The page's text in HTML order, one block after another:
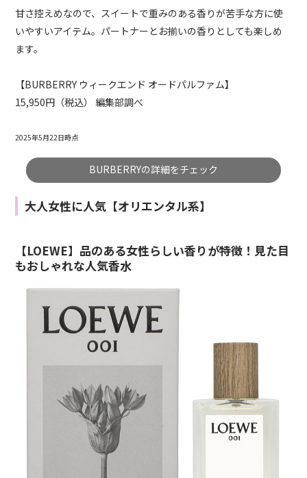
甘さ控えめなので、スイートで重みのある香りが苦手な方に使
いやすいアイテム。パートナーとお揃いの香りとしても楽しめ
ます。
【BURBERRY ウィークエンド オードパルファム】
15,950円（税込） 編集部調べ
2025年5月22日時点
BURBERRYの詳細をチェック
大人女性に人気【オリエンタル系】
【LOEWE】品のある女性らしい香りが特徴！見た目
もおしゃれな人気香水